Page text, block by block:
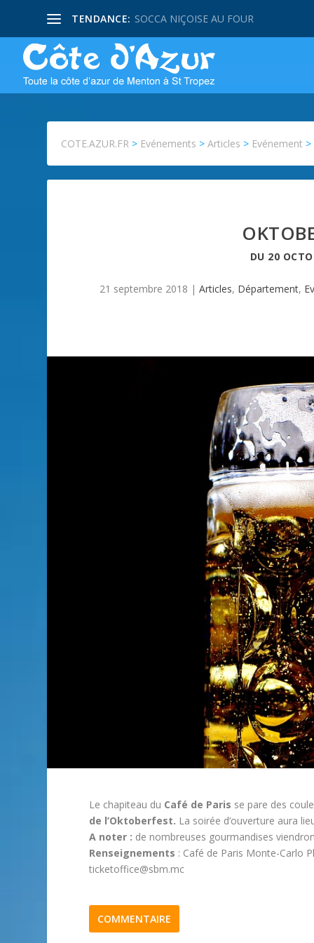
TENDANCE: SOCCA NIÇOISE AU FOUR
COTE.AZUR.FR > Evénements >Articles > Evénement >
DU 20
21 septembre 2018 | Articles, Département,
Le chapiteau du Café de Paris se pare des
de l’Oktoberfest. La soirée d’ouverture aura
A noter : de nombreuses gourmandises
Renseignements : Café de Paris Monte-Carlo
ticketoffice@sbm.mc
COMMENTAIRE